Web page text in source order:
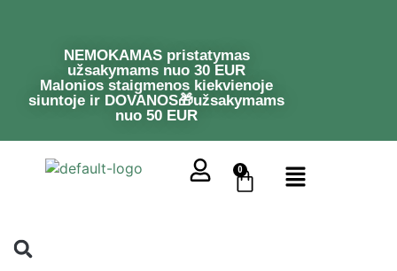
NEMOKAMAS pristatymas
užsakymams nuo 30 EUR
Malonios staigmenos kiekvienoje
siuntoje ir DOVANOS🎁užsakymams
nuo 50 EUR
0